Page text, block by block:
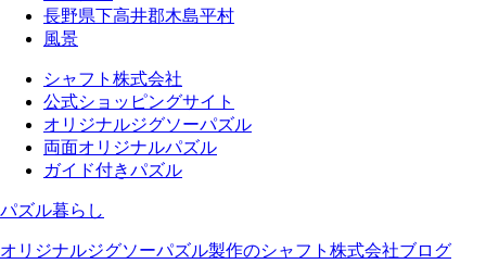
長野県下高井郡木島平村
風景
シャフト株式会社
公式ショッピングサイト
オリジナルジグソーパズル
両面オリジナルパズル
ガイド付きパズル
パズル暮らし
オリジナルジグソーパズル製作のシャフト株式会社ブログ